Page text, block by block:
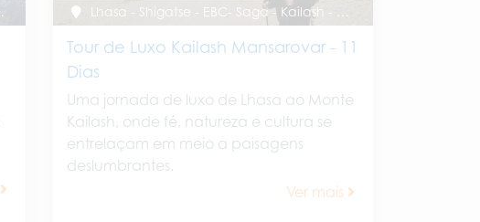
Lhasa - Shigatse - EBC- Saga - Kailash - Purang - Lhasa
Tour de Luxo Kailash Mansarovar - 11
Dias
Uma jornada de luxo de Lhasa ao Monte
Kailash, onde fé, natureza e cultura se
entrelaçam em meio a paisagens
deslumbrantes.
Ver mais